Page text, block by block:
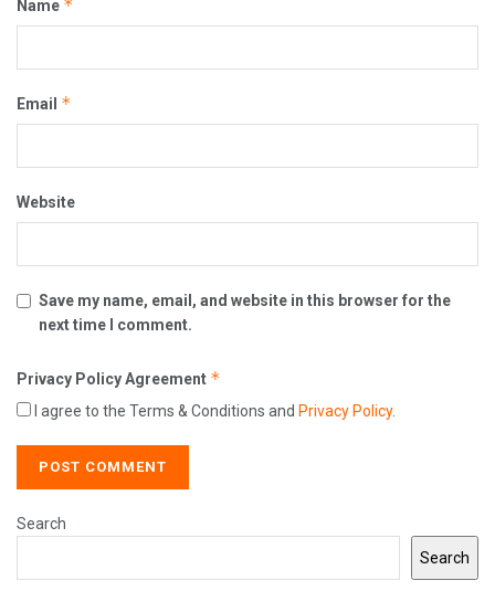
Name *
Email *
Website
Save my name, email, and website in this browser for the
next time I comment.
Privacy Policy Agreement *
I agree to the Terms & Conditions and Privacy Policy.
Search
Search